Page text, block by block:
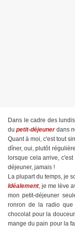
Dans le cadre des
du petit-déjeunerdans
Quant à moi, c'est tout
dîner, oui, plutôt
lorsque cela arrive,
déjeuner, jamais !
La plupart du temps, je
Idéalement, je me lève
mon petit-déjeuner
ronron de la radio
chocolat pour la
mange du pain pour la